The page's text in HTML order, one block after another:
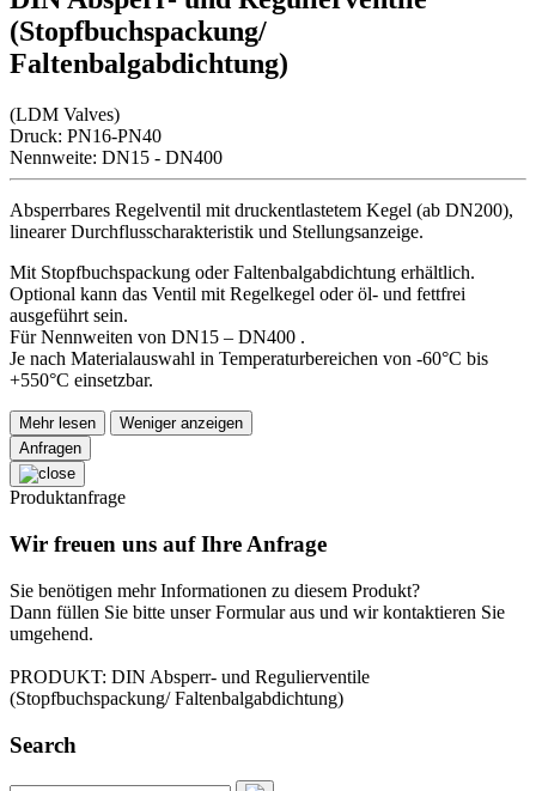
(Stopfbuchspackung/
Faltenbalgabdichtung)
(LDM Valves)
Druck: PN16-PN40
Nennweite: DN15 - DN400
Absperrbares Regelventil mit druckentlastetem Kegel (ab DN200),
linearer Durchflusscharakteristik und Stellungsanzeige.
Mit Stopfbuchspackung oder Faltenbalgabdichtung erhältlich.
Optional kann das Ventil mit Regelkegel oder öl- und fettfrei
ausgeführt sein.
Für Nennweiten von DN15 – DN400 .
Je nach Materialauswahl in Temperaturbereichen von -60°C bis
+550°C einsetzbar.
Mehr lesen
Weniger anzeigen
Anfragen
Produktanfrage
Wir freuen uns auf Ihre Anfrage
Sie benötigen mehr Informationen zu diesem Produkt?
Dann füllen Sie bitte unser Formular aus und wir kontaktieren Sie
umgehend.
PRODUKT: DIN Absperr- und Regulierventile
(Stopfbuchspackung/ Faltenbalgabdichtung)
Search